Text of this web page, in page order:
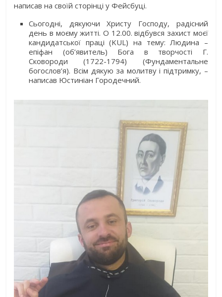
написав на своїй сторінці у Фейсбуці.
Сьогодні, дякуючи Христу Господу, радісний
день в моєму житті. О 12.00. відбувся захист моєї
кандидатської праці (KUL) на тему: Людина –
епіфан (об’явитель) Бога в творчості Г.
Сковороди (1722-1794) (Фундаментальне
богослов’я). Всім дякую за молитву і підтримку, –
написав Юстиніан Городечний.